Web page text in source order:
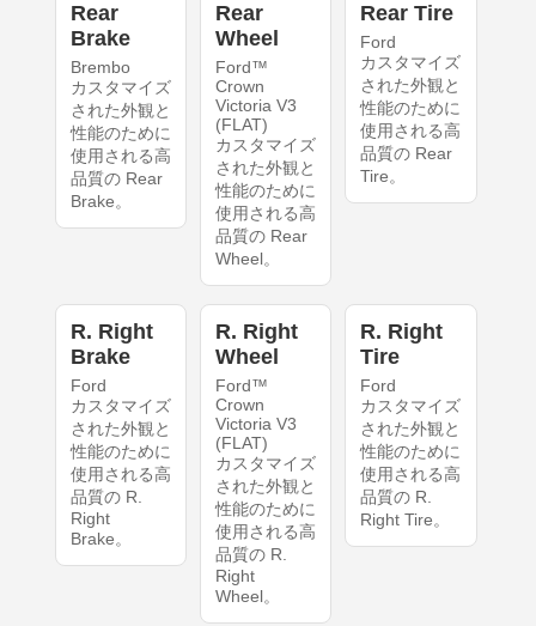
Rear
Brake
Brembo
カスタマイズ
された外観と
性能のために
使用される高
品質の Rear
Brake。
Rear
Wheel
Ford™
Crown
Victoria V3
(FLAT)
カスタマイズ
された外観と
性能のために
使用される高
品質の Rear
Wheel。
Rear Tire
Ford
カスタマイズ
された外観と
性能のために
使用される高
品質の Rear
Tire。
R. Right
Brake
Ford
カスタマイズ
された外観と
性能のために
使用される高
品質の R.
Right
Brake。
R. Right
Wheel
Ford™
Crown
Victoria V3
(FLAT)
カスタマイズ
された外観と
性能のために
使用される高
品質の R.
Right
Wheel。
R. Right
Tire
Ford
カスタマイズ
された外観と
性能のために
使用される高
品質の R.
Right Tire。